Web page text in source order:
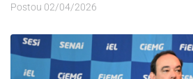
Postou 02/04/2026